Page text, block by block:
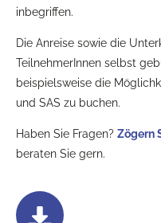
inbegriffen.
Die Anreise sowie die
TeilnehmerInnen selbst
beispielsweise die
und SAS zu buchen.
Haben Sie Fragen? Zögern
beraten Sie gern.